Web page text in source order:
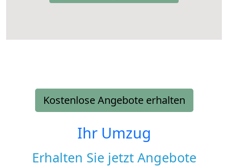
Kostenlose Angebote erhalten
Ihr Umzug
Erhalten Sie jetzt Angebote